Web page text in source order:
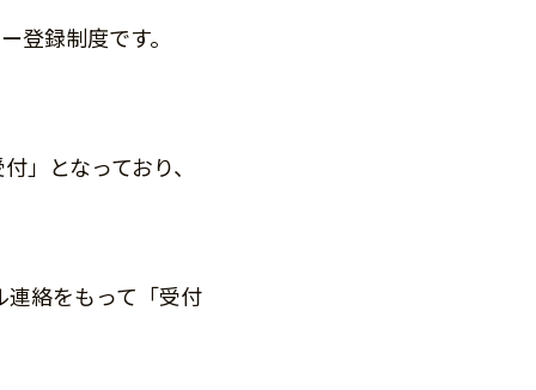
登録制度です。
」となっており、
絡をもって「受付